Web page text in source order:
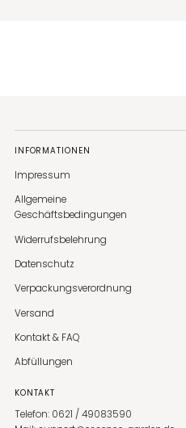
INFORMATIONEN
Impressum
Allgemeine
Geschäftsbedingungen
Widerrufsbelehrung
Datenschutz
Verpackungsverordnung
Versand
Kontakt & FAQ
Abfüllungen
KONTAKT
Telefon: 0621 / 49083590